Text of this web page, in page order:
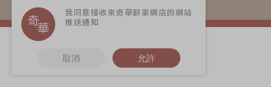
易賞錢會員憑推廣碼購買現貨產品可賺易賞錢($5=1分)
我同意接收來奇華餅家網店的網站
推送通知
取消 允許